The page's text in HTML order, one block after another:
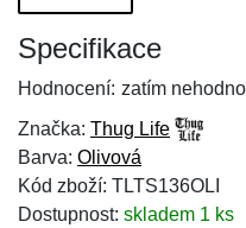
Specifikace
Hodnocení: zatím
Značka: Thug Life
Barva: Olivová
Kód zboží: TLTS136OLI
Dostupnost: skladem 1 ks